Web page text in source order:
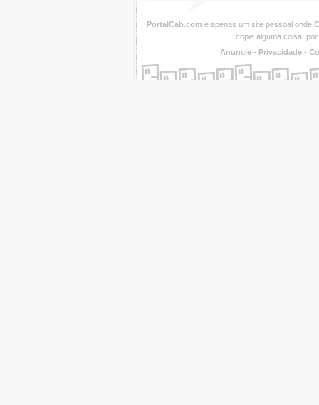
PortalCab.com é apenas um site pessoal onde
copie alguma coisa,
Anuncie - Privacidade -